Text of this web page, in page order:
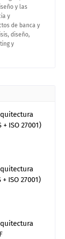
y las
y
de banca y
diseño,
y
ISO 27001)
ISO 27001)